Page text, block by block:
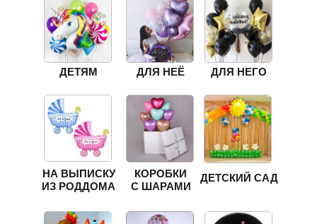
ДЛЯ НЕЁ ДЛЯ НЕГО
ДЕТЯМ
НА ВЫПИСКУ
ИЗ РОДДОМА
КОРОБКИ
С ШАРАМИ
ДЕТСКИЙ САД